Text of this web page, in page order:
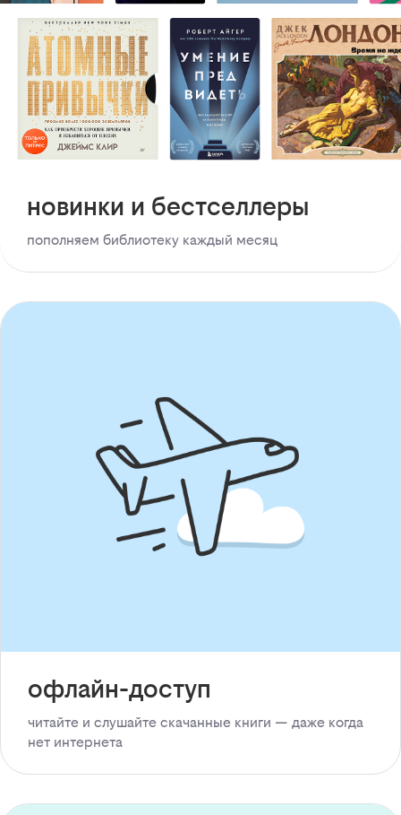
новинки и бестселлеры
пополняем библиотеку каждый месяц
офлайн-доступ
читайте и слушайте скачанные книги — даже когда
нет интернета